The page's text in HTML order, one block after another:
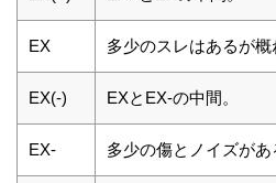
EX 多少のスレはあるが概
EX(-) EXとEX-の中間。
EX- 多少の傷とノイズがあ